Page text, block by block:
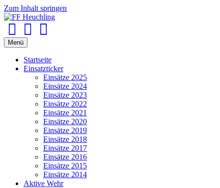
Zum Inhalt springen
Menü
Startseite
Einsatzticker
Einsätze 2025
Einsätze 2024
Einsätze 2023
Einsätze 2022
Einsätze 2021
Einsätze 2020
Einsätze 2019
Einsätze 2018
Einsätze 2017
Einsätze 2016
Einsätze 2015
Einsätze 2014
Aktive Wehr